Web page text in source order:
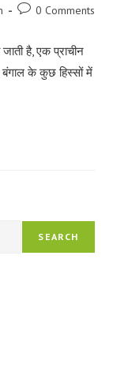
Post0 Comments
है, एक प्राचीन
बंगाल के कुछ हिस्सों में
SEARCH